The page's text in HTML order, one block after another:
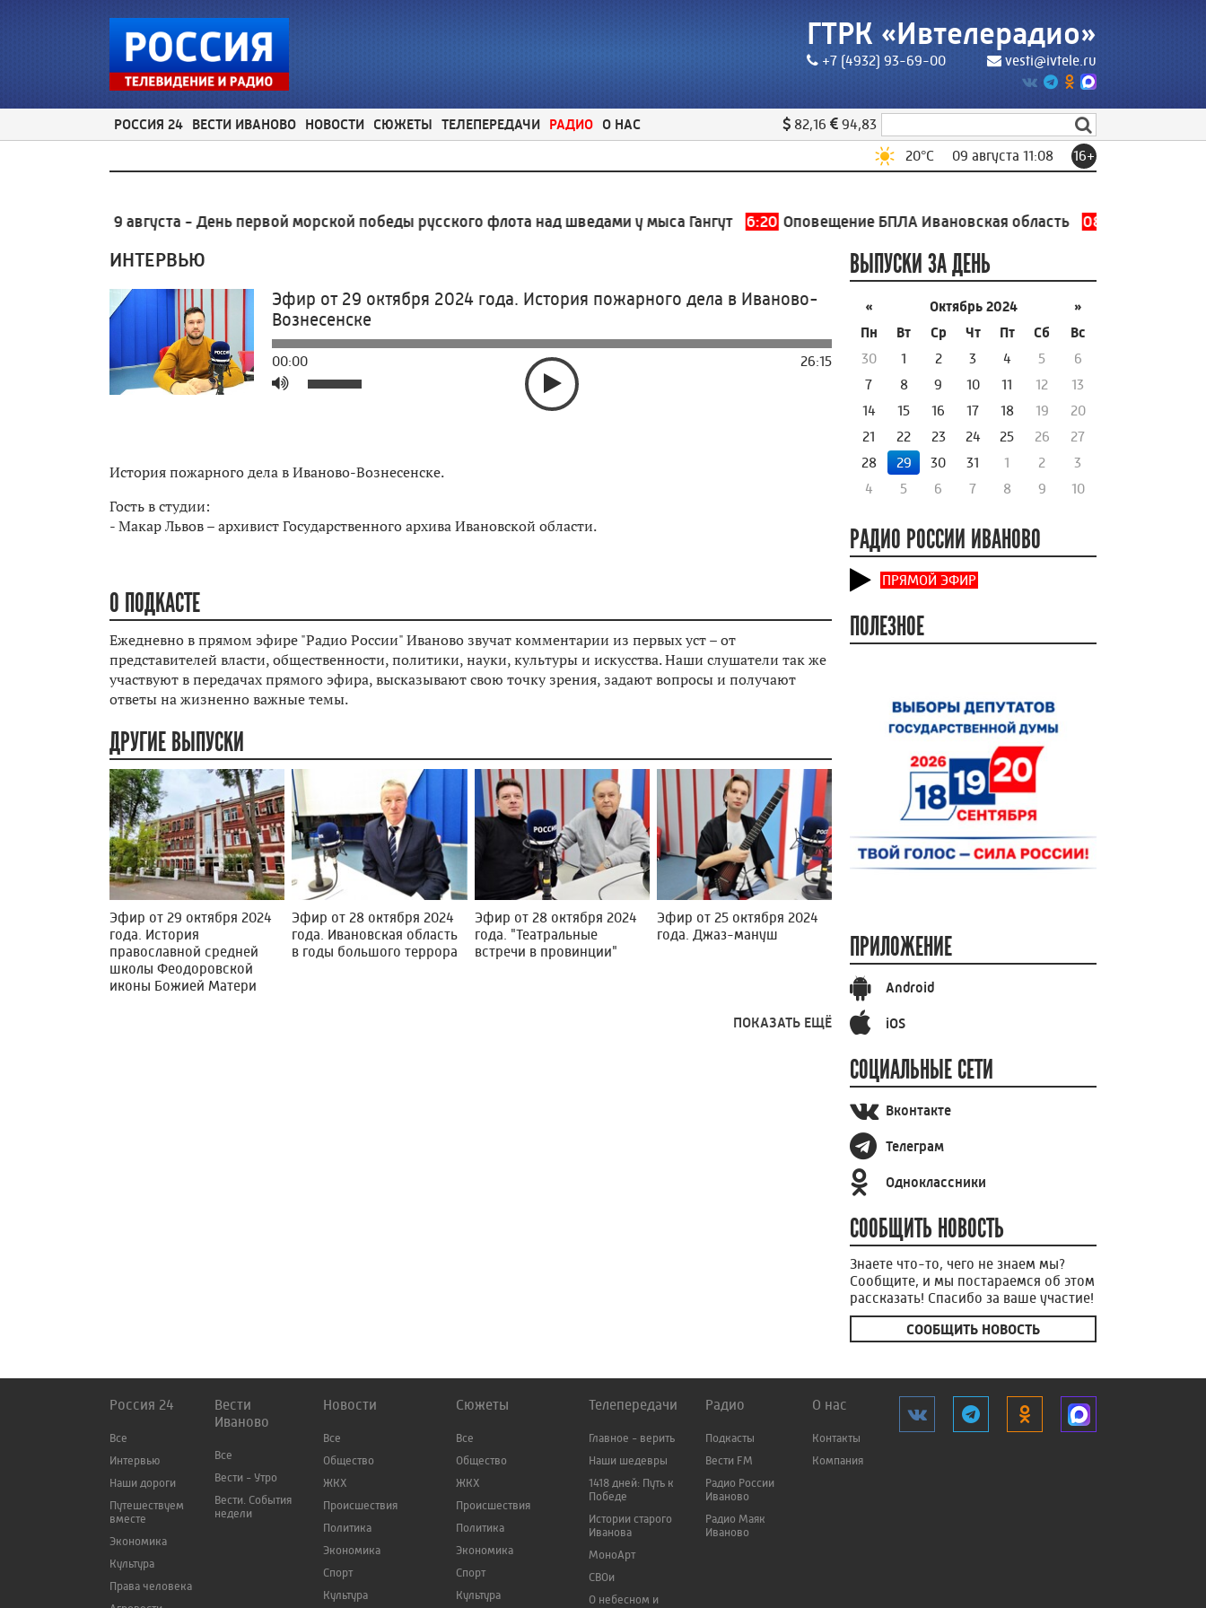
ГТРК «Ивтелерадио»
+7 (4932) 93-69-00 vesti@ivtele.ru
РОССИЯ 24 ВЕСТИ ИВАНОВО НОВОСТИ СЮЖЕТЫ ТЕЛЕПЕРЕДАЧИ РАДИО О НАС 82,16
94,83
20°C 09 августа 11:08 16+
9 августа - День первой морской победы русского флота над шведами у мыса Гангут 6:20 Оповещение БПЛА Ивановская область 08.08.2026 20:07
ИНТЕРВЬЮ
Эфир от 29 октября 2024 года. История пожарного дела в Иваново-
Вознесенске
00:00 26:15
История пожарного дела в Иваново-Вознесенске.
Гость в студии:
- Макар Львов – архивист Государственного архива Ивановской области.
О ПОДКАСТЕ
Ежедневно в прямом эфире "Радио России" Иваново звучат комментарии из первых уст – от
представителей власти, общественности, политики, науки, культуры и искусства. Наши слушатели так же
участвуют в передачах прямого эфира, высказывают свою точку зрения, задают вопросы и получают
ответы на жизненно важные темы.
ДРУГИЕ ВЫПУСКИ
Эфир от 29 октября 2024
года. История
православной средней
школы Феодоровской
иконы Божией Матери
Эфир от 28 октября 2024
года. Ивановская область
в годы большого террора
Эфир от 28 октября 2024
года. "Театральные
встречи в провинции"
Эфир от 25 октября 2024
года. Джаз-мануш
ПОКАЗАТЬ ЕЩЁ
ВЫПУСКИ ЗА ДЕНЬ
« Октябрь 2024
»
Пн
Вт Ср Чт Пт Сб
Вс
30
1 2 3 4 5
6
7
8 9 10 11 12
13
14
15 16 17 18 19
20
21
22 23 24 25 26
27
28
29 30 31 1 2
3
4
5 6 7 8 9 10
РАДИО РОССИИ ИВАНОВО
ПРЯМОЙ ЭФИР
ПОЛЕЗНОЕ
ПРИЛОЖЕНИЕ
Android
iOS
СОЦИАЛЬНЫЕ СЕТИ
Вконтакте
Телеграм
Одноклассники
СООБЩИТЬ НОВОСТЬ
Знаете что-то, чего не знаем мы?
Сообщите, и мы постараемся об этом
рассказать! Спасибо за ваше участие!
СООБЩИТЬ НОВОСТЬ
Россия 24
Все
Интервью
Наши дороги
Путешествуем
вместе
Экономика
Культура
Права человека
Вести
Иваново
Все
Вести - Утро
Вести. События
недели
Новости
Все
Общество
ЖКХ
Происшествия
Политика
Экономика
Спорт
Культура
Сюжеты
Все
Общество
ЖКХ
Происшествия
Политика
Экономика
Спорт
Культура
Телепередачи
Главное - верить
Наши шедевры
1418 дней: Путь к
Победе
Истории старого
Иванова
МоноАрт
СВОи
О небесном и
Радио
Подкасты
Вести FM
Радио России
Иваново
Радио Маяк
Иваново
О нас
Контакты
Компания